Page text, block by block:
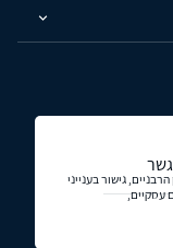
גישור בענייני
עסקיים,